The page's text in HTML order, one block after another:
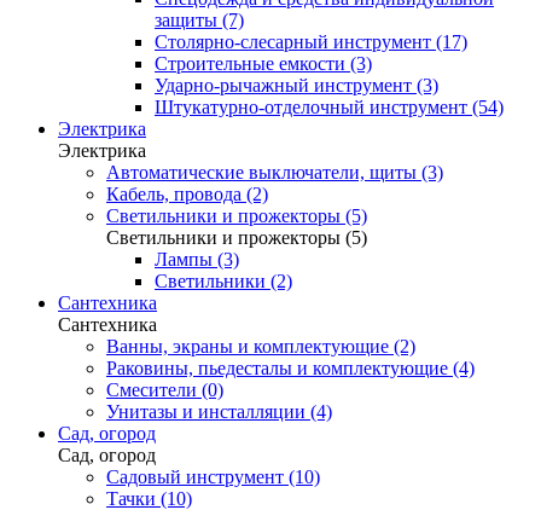
защиты (7)
Столярно-слесарный инструмент (17)
Строительные емкости (3)
Ударно-рычажный инструмент (3)
Штукатурно-отделочный инструмент (54)
Электрика
Электрика
Автоматические выключатели, щиты (3)
Кабель, провода (2)
Светильники и прожекторы (5)
Светильники и прожекторы (5)
Лампы (3)
Светильники (2)
Сантехника
Сантехника
Ванны, экраны и комплектующие (2)
Раковины, пьедесталы и комплектующие (4)
Смесители (0)
Унитазы и инсталляции (4)
Сад, огород
Сад, огород
Садовый инструмент (10)
Тачки (10)